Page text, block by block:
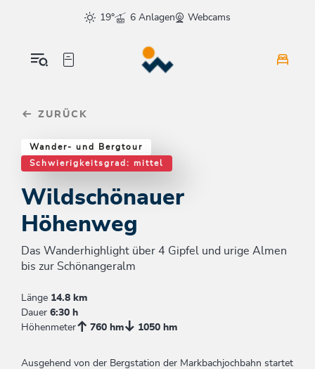
sr.skip-to.main-content
sr.skip-to.table-of-contents
sr.skip-to.main-navigation
19°
6 Anlagen Webcams
ZURÜCK
Wander- und Bergtour
Schwierigkeitsgrad: mittel
Wildschönauer
Höhenweg
Das Wanderhighlight über 4 Gipfel und urige Almen
bis zur Schönangeralm
Länge 14.8 km
Dauer 6:30 h
Höhenmeter
760 hm 1050 hm
Ausgehend von der Bergstation der Markbachjochbahn startet